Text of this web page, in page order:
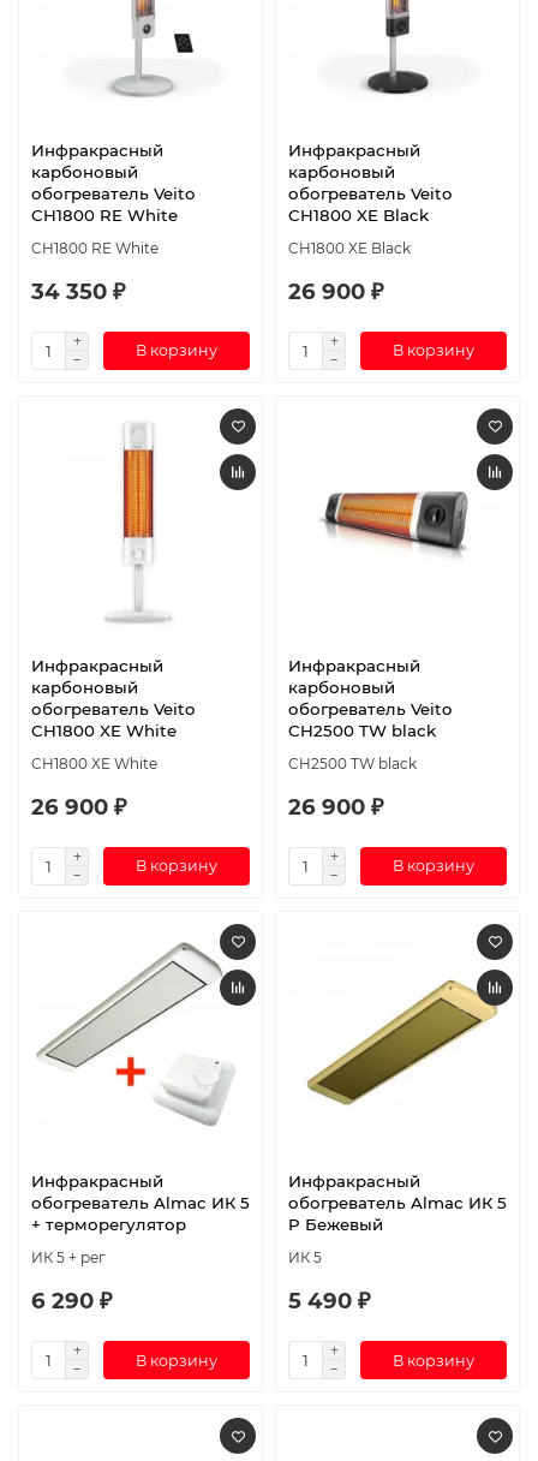
Инфракрасный
карбоновый
обогреватель Veito
CH1800 RE White
CH1800 RE White
34 350 ₽
В корзину
Инфракрасный
карбоновый
обогреватель Veito
CH1800 XE Black
CH1800 XE Black
26 900 ₽
В корзину
Инфракрасный
карбоновый
обогреватель Veito
CH1800 XE White
CH1800 XE White
26 900 ₽
В корзину
Инфракрасный
карбоновый
обогреватель Veito
CH2500 TW black
CH2500 TW black
26 900 ₽
В корзину
Инфракрасный
обогреватель Almac ИК 5
+ терморегулятор
ИК 5 + рег
6 290 ₽
В корзину
Инфракрасный
обогреватель Almac ИК 5
P Бежевый
ИК 5
5 490 ₽
В корзину